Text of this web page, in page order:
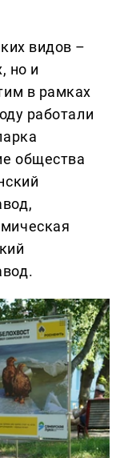
видов –
но и
в рамках
работали
общества